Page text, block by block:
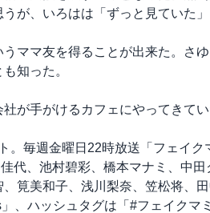
が、いろはは「ずっと見ていた
ママ友を得ることが出来た。さ
知った。
が手がけるカフェにやってきてい
毎週金曜日22時放送「フェイク
代、池村碧彩、橋本マナミ、中
筧美和子、浅川梨奈、笠松将、
、ハッシュタグは「#フェイクマ